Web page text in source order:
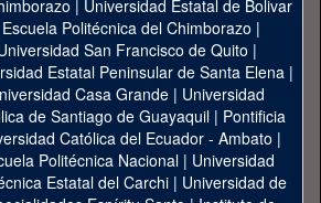
| Universidad Estatal de Bolivar
Escuela Politécnica del Chimborazo |
San Francisco de Quito |
Estatal Peninsular de Santa Elena|
Casa Grande | Universidad
de Santiago de Guayaquil| Pontificia
Católica del Ecuador - Ambato |
Politécnica Nacional| Universidad
Estatal del Carchi| Universidad de